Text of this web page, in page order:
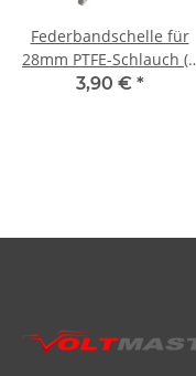
Federbandschelle für
28mm PTFE-Schlauch (1
Stück)
3,90 € *